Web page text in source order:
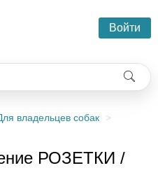
Войти
владельцев собак
РОЗЕТКИ /